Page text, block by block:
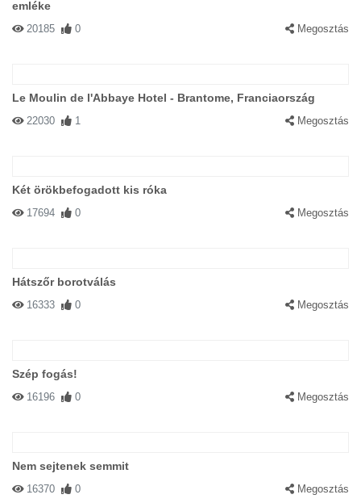
emléke
20185 0 Megosztás
Le Moulin de l'Abbaye Hotel - Brantome, Franciaország
22030 1 Megosztás
Két örökbefogadott kis róka
17694 0 Megosztás
Hátszőr borotválás
16333 0 Megosztás
Szép fogás!
16196 0 Megosztás
Nem sejtenek semmit
16370 0 Megosztás